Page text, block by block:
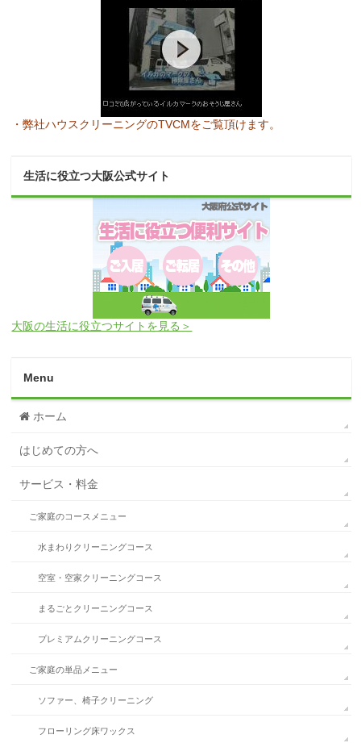
・弊社ハウスクリーニングのTVCMをご覧頂けます。
生活に役立つ大阪公式サイト
大阪の生活に役立つサイトを見る＞
Menu
ホーム
はじめての方へ
サービス・料金
ご家庭のコースメニュー
水まわりクリーニングコース
空室・空家クリーニングコース
まるごとクリーニングコース
プレミアムクリーニングコース
ご家庭の単品メニュー
ソファー、椅子クリーニング
フローリング床ワックス